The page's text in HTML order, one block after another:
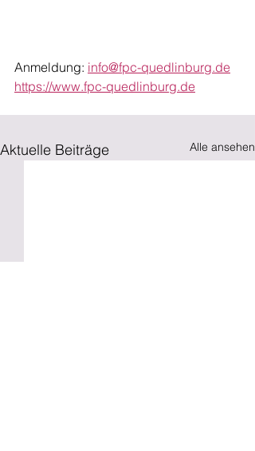
Anmeldung: info@fpc-quedlinburg.de
https://www.fpc-quedlinburg.de
Aktuelle Beiträge Alle ansehen